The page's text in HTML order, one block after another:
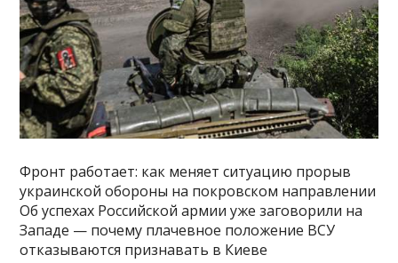
Фронт работает: как меняет ситуацию прорыв
украинской обороны на покровском направлении
Об успехах Российской армии уже заговорили на
Западе — почему плачевное положение ВСУ
отказываются признавать в Киеве